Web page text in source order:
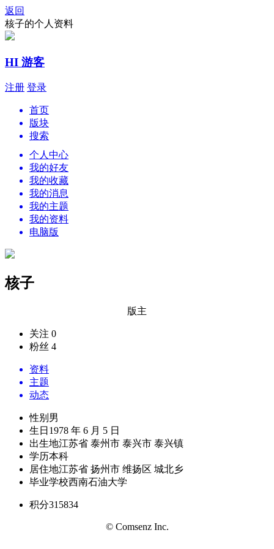
返回
核子的个人资料
HI 游客
注册 登录
首页
版块
搜索
个人中心
我的好友
我的收藏
我的消息
我的主题
我的资料
电脑版
核子
版主
关注 0
粉丝 4
资料
主题
动态
性别 男
生日 1978 年 6 月 5 日
出生地江苏省 泰州市 泰兴市 泰兴镇
学历本科
居住地江苏省 扬州市 维扬区 城北乡
毕业学校西南石油大学
积分315834
© Comsenz Inc.